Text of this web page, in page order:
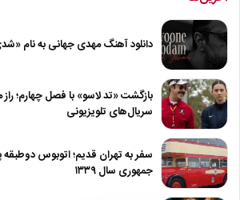
دانلود آهنگ مهدی جهانی به نام
بازگشت «تد لاسو» با فصل چهارم؛
سریال‌های تلویزیونی
سفر به تهران قدیم؛ اتوبوس دوطبقه
جمهوری سال ۱۳۳۹